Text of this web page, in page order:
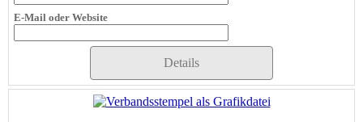
E-Mail oder Website
Details